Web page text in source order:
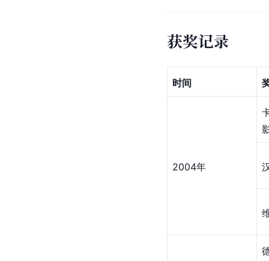
获奖记录
时间
2004年